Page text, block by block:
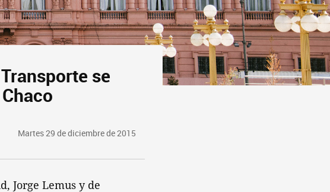
se
Martes 29 de diciembre de 2015
Jorge Lemus y de